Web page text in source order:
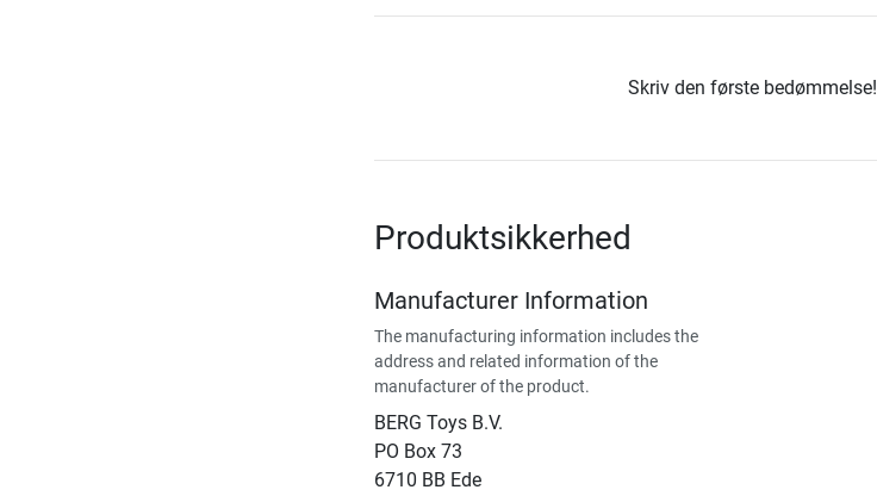
Skriv den første bedømmelse!
Produktsikkerhed
Manufacturer Information
The manufacturing information includes the
address and related information of the
manufacturer of the product.
BERG Toys B.V.
​PO Box 73
6710 BB Ede